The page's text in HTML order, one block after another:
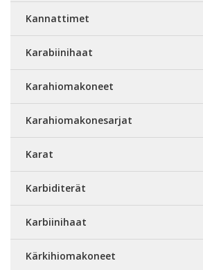
Kannattimet
Karabiinihaat
Karahiomakoneet
Karahiomakonesarjat
Karat
Karbiditerät
Karbiinihaat
Kärkihiomakoneet